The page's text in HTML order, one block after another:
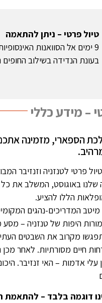
טיול פרטי – ניתן להתאמה
9 ימים אל הסוואנות
בעונת הנדידה בשילוב
– מידע כללי
הספארי, מזמינה
פרטי לטנזניה וזנזיבר
שלנו באוגוסט, המשלב את
הללו להציע.
המדריכים-נהגים
היפות של טנזניה – מסע
מקרוב את השבטים
חיים מסורתיות. לאחר מכן
אדמות – האי זנזיבר.
דוגמה בלבד – להתאמת